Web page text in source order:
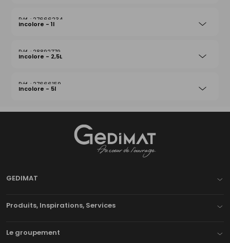
27666234
Incolore - 1l
28892779
Incolore - 2,5L
27666159
Incolore - 5l
GEDIMAT
Produits, Inspirations, Services
Le groupement